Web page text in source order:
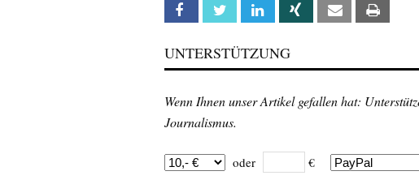
Facebook Twitter Linkedin Xing Email
UNTERSTÜTZUNG
Wenn Ihnen unser Artikel gefallen hat:
Journalismus.
oder €